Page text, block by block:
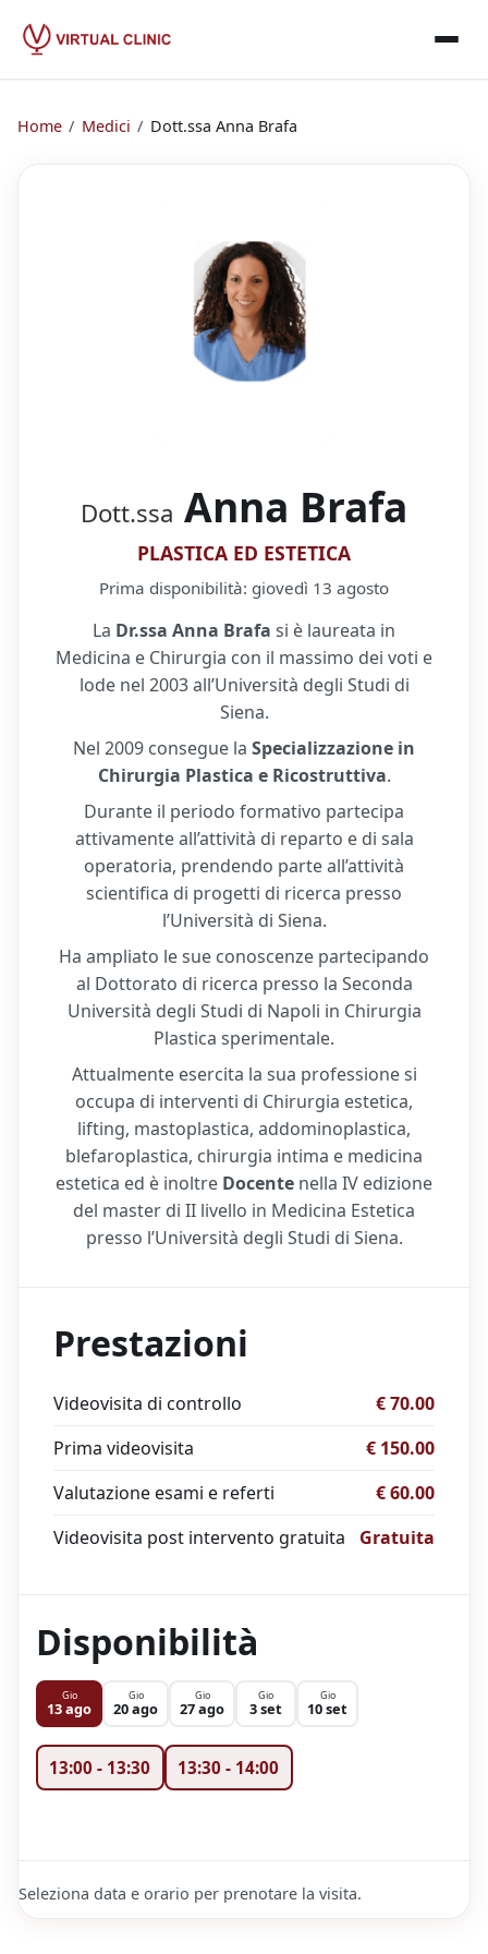
Home / Medici / Dott.ssa Anna Brafa
Dott.ssa Anna Brafa
PLASTICA ED ESTETICA
Prima disponibilità: giovedì 13 agosto
La Dr.ssa Anna Brafa si è laureata in
Medicina e Chirurgia con il massimo dei voti e
lode nel 2003 all’Università degli Studi di
Siena.
Nel 2009 consegue la Specializzazione in
Chirurgia Plastica e Ricostruttiva.
Durante il periodo formativo partecipa
attivamente all’attività di reparto e di sala
operatoria, prendendo parte all’attività
scientifica di progetti di ricerca presso
l’Università di Siena.
Ha ampliato le sue conoscenze partecipando
al Dottorato di ricerca presso la Seconda
Università degli Studi di Napoli in Chirurgia
Plastica sperimentale.
Attualmente esercita la sua professione si
occupa di interventi di Chirurgia estetica,
lifting, mastoplastica, addominoplastica,
blefaroplastica, chirurgia intima e medicina
estetica ed è inoltre Docente nella IV edizione
del master di II livello in Medicina Estetica
presso l’Università degli Studi di Siena.
Prestazioni
Videovisita di controllo
€ 70.00
Prima videovisita
€ 150.00
Valutazione esami e referti
€ 60.00
Videovisita post intervento gratuita
Gratuita
Disponibilità
Gio
13 ago
Gio
20 ago
Gio
27 ago
Gio
3 set
Gio
10 set
13:00 - 13:30 13:30 - 14:00
Seleziona data e orario per prenotare la visita.